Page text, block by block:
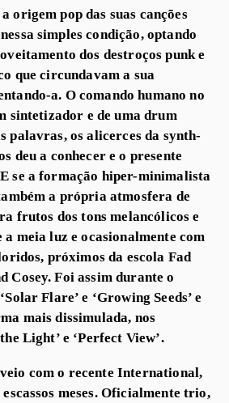
origem pop das suas canções
simples condição, optando
dos destroços punk e
que circundavam a sua
a. O comando humano no
sintetizador e de uma drum
palavras, os alicerces da synth-
deu a conhecer e o presente
se a formação hiper-minimalista
a própria atmosfera de
frutos dos tons melancólicos e
meia luz e ocasionalmente com
próximos da escola Fad
Cosey. Foi assim durante o
Flare’ e ‘Growing Seeds’ e
mais dissimulada, nos
Light’ e ‘Perfect View’.
com o recente International,
meses. Oficialmente trio,